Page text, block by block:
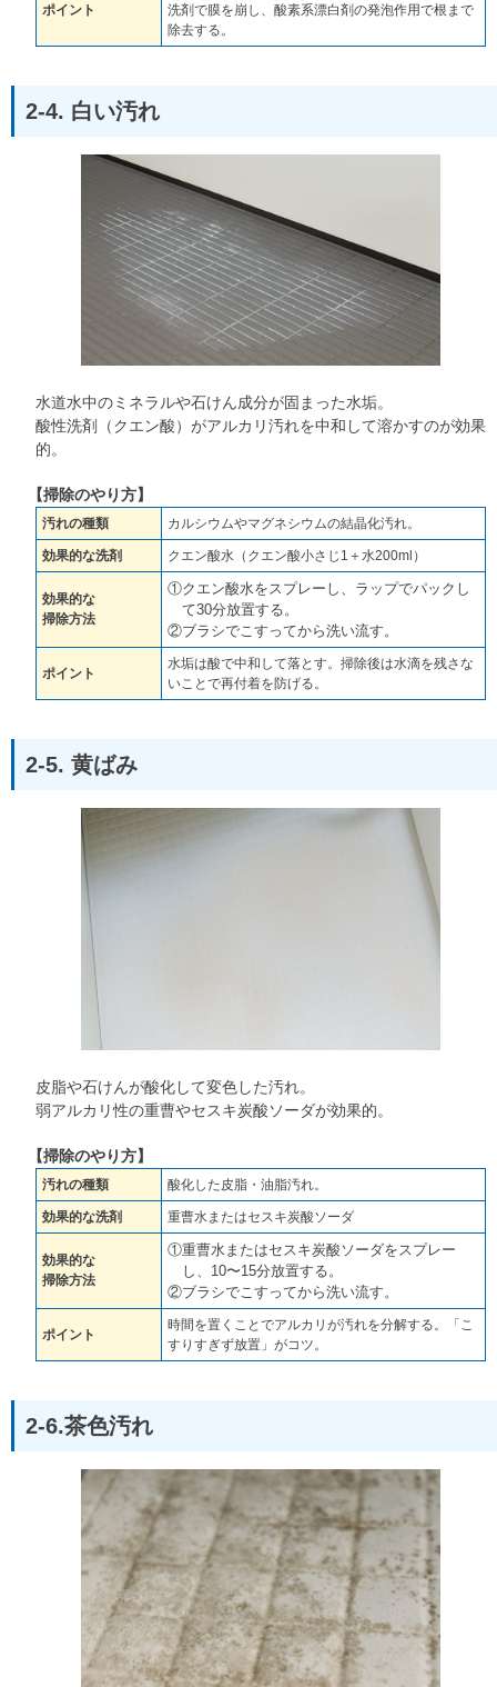
ポイント
洗剤で膜を崩し、酸素系漂白剤の発泡作用で根まで
除去する。
2-4. 白い汚れ
水道水中のミネラルや石けん成分が固まった水垢。
酸性洗剤（クエン酸）がアルカリ汚れを中和して溶かすのが効果
的。
【掃除のやり方】
汚れの種類 カルシウムやマグネシウムの結晶化汚れ。
効果的な洗剤 クエン酸水（クエン酸小さじ1＋水200ml）
効果的な
掃除方法
①クエン酸水をスプレーし、ラップでパックし
て30分放置する。
②ブラシでこすってから洗い流す。
ポイント
水垢は酸で中和して落とす。掃除後は水滴を残さな
いことで再付着を防げる。
2-5. 黄ばみ
皮脂や石けんが酸化して変色した汚れ。
弱アルカリ性の重曹やセスキ炭酸ソーダが効果的。
【掃除のやり方】
汚れの種類 酸化した皮脂・油脂汚れ。
効果的な洗剤 重曹水またはセスキ炭酸ソーダ
効果的な
掃除方法
①重曹水またはセスキ炭酸ソーダをスプレー
し、10〜15分放置する。
②ブラシでこすってから洗い流す。
ポイント
時間を置くことでアルカリが汚れを分解する。「こ
すりすぎず放置」がコツ。
2-6.茶色汚れ